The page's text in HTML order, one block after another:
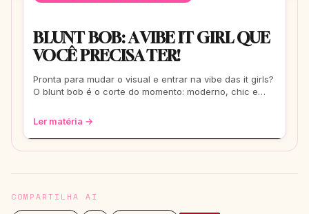
BLUNT BOB: A VIBE IT GIRL QUE
VOCÊ PRECISA TER!
Pronta para mudar o visual e entrar na vibe das it girls?
O blunt bob é o corte do momento: moderno, chic e
Ler matéria →
COMPARTILHA AI